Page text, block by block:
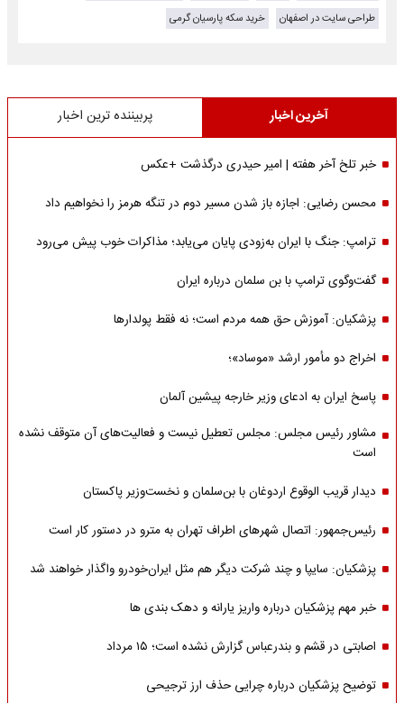
طراحی سایت در اصفهان
خرید سکه پارسیان گرمی
آخرین اخبار پربیننده ترین اخبار
خبر تلخ آخر هفته | امیر حیدری درگذشت +عکس
محسن رضایی: اجازه باز شدن مسیر دوم در تنگه هرمز را نخواهیم داد
ترامپ: جنگ با ایران به‌زودی پایان می‌یابد؛ مذاکرات خوب پیش می‌رود
گفت‌وگوی ترامپ با بن سلمان درباره ایران
پزشکیان: آموزش حق همه مردم است؛ نه فقط پولدارها
اخراج دو مأمور ارشد «موساد»؛
پاسخ ایران به ادعای وزیر خارجه پیشین آلمان
مشاور رئیس مجلس: مجلس تعطیل نیست و فعالیت‌های آن متوقف نشده
است
دیدار قریب الوقوع اردوغان با بن‌سلمان و نخست‌وزیر پاکستان
رئیس‌جمهور: اتصال شهرهای اطراف تهران به مترو در دستور کار است
پزشکیان: سایپا و چند شرکت دیگر هم مثل ایران‌خودرو واگذار خواهند شد
خبر مهم پزشکیان درباره واریز یارانه و دهک بندی ها
اصابتی در قشم و بندرعباس گزارش نشده است؛ ۱۵ مرداد
توضیح پزشکیان درباره چرایی حذف ارز ترجیحی